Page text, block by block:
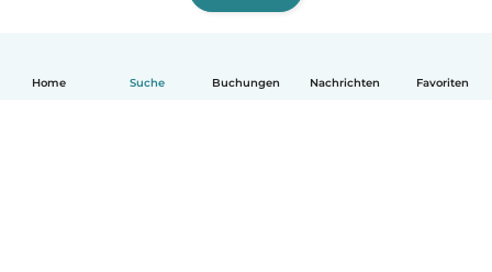
Home Suche Buchungen Nachrichten Favoriten